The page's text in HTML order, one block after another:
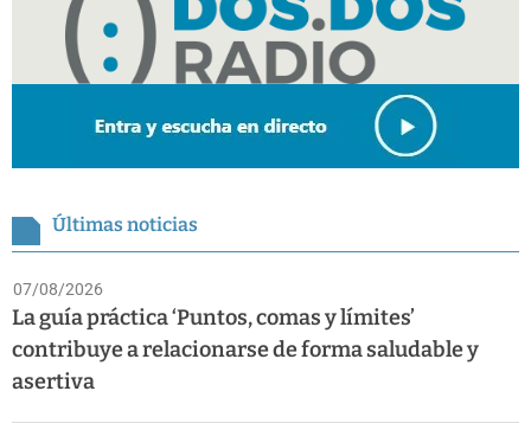
Últimas noticias
07/08/2026
La guía práctica ‘Puntos, comas y límites’
contribuye a relacionarse de forma saludable y
asertiva